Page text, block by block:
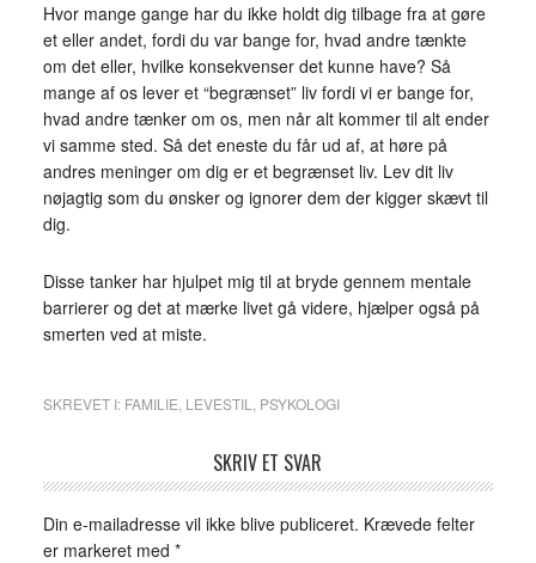
Hvor mange gange har du ikke holdt dig tilbage fra at gøre
et eller andet, fordi du var bange for, hvad andre tænkte
om det eller, hvilke konsekvenser det kunne have? Så
mange af os lever et “begrænset” liv fordi vi er bange for,
hvad andre tænker om os, men når alt kommer til alt ender
vi samme sted. Så det eneste du får ud af, at høre på
andres meninger om dig er et begrænset liv. Lev dit liv
nøjagtig som du ønsker og ignorer dem der kigger skævt til
dig.
Disse tanker har hjulpet mig til at bryde gennem mentale
barrierer og det at mærke livet gå videre, hjælper også på
smerten ved at miste.
SKREVET I: FAMILIE LEVESTIL PSYKOLOGI
SKRIV ET SVAR
Din e-mailadresse vil ikke blive publiceret. Krævede felter
er markeret med *